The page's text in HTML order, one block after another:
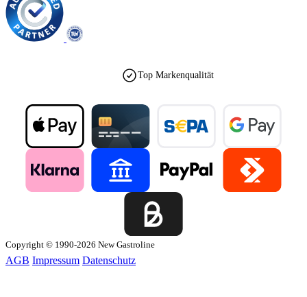
Top Markenqualität
Copyright © 1990-2026 New Gastroline
AGB Impressum Datenschutz